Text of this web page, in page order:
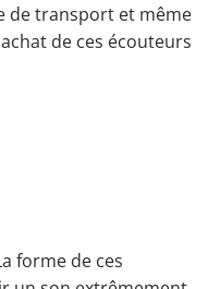
de transport et même
de ces écouteurs
forme de ces